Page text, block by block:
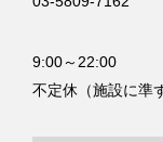
9:00～22:00
不定休（施設に準